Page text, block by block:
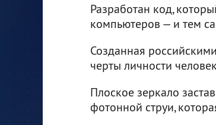
Разработан код,
компьютеров — и тем
Созданная
черты личности
Плоское зеркало
фотонной струи,